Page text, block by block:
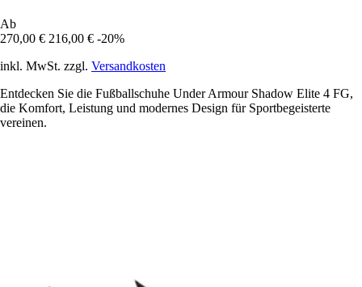
Ab
270,00 € 216,00 € -20%
inkl. MwSt. zzgl. Versandkosten
Entdecken Sie die Fußballschuhe Under Armour Shadow Elite 4 FG,
die Komfort, Leistung und modernes Design für Sportbegeisterte
vereinen.